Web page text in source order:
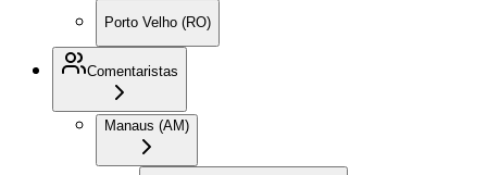
Porto Velho (RO)
Comentaristas
Manaus (AM)